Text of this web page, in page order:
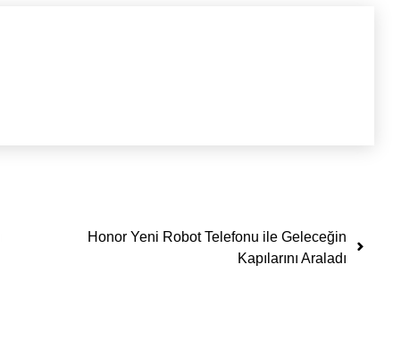
Honor Yeni Robot Telefonu ile Geleceğin
Kapılarını Araladı